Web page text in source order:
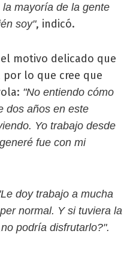
mayoría de la gente
soy", indicó.
motivo delicado que
lo que cree que
"No entiendo cómo
dos años en este
Yo trabajo desde
fue con mi
doy trabajo a mucha
normal. Y si tuviera la
podría disfrutarlo?".